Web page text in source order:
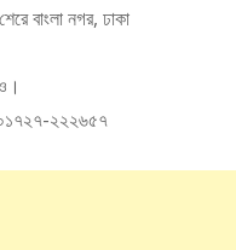
বাংলা নগর, ঢাকা
২২২৬৫৭